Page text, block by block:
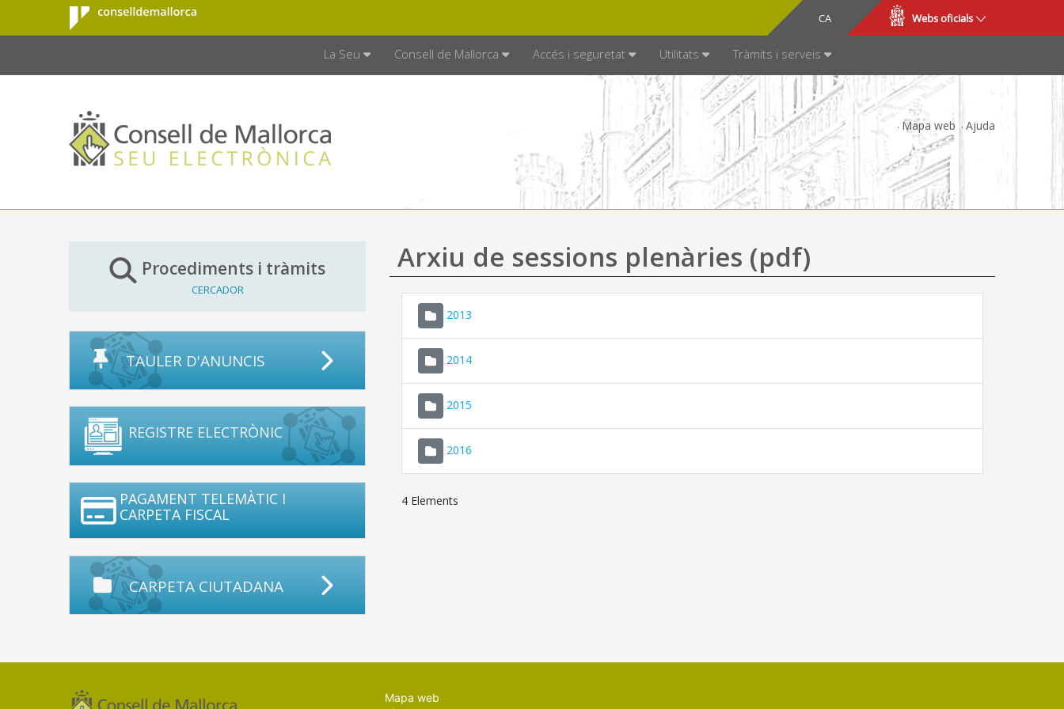
Salta al contingut principal
Consell de
Mallorca
CA
ES Webs oficials
La Seu Consell de Mallorca Accés i seguretat Utilitats Tràmits i serveis
Mapa web Ajuda
Procediments i tràmits
CERCADOR
TAULER D'ANUNCIS
REGISTRE ELECTRÒNIC
PAGAMENT TELEMÀTIC I
CARPETA FISCAL
CARPETA CIUTADANA
Arxiu de sessions plenàries (pdf)
2013
2014
2015
2016
4 Elements
Mapa web